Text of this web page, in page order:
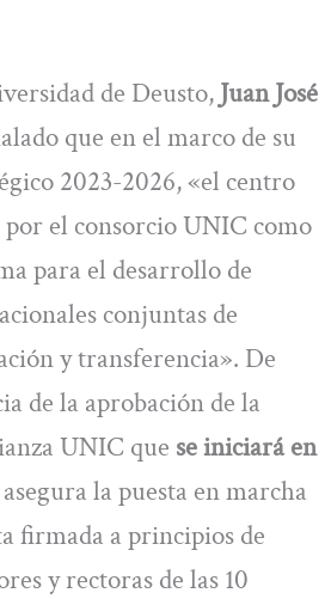
de Deusto, Juan José
que en el marco de su
2023-2026, «el centro
por el consorcio UNIC como
para el desarrollo de
conjuntas de
y transferencia». De
de la aprobación de la
UNIC que se iniciará en
la puesta en marcha
firmada a principios de
y rectoras de las 10